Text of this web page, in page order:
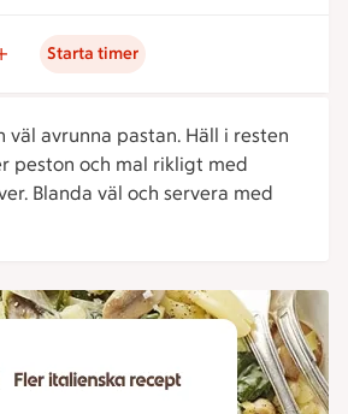
Starta timer
väl avrunna pastan. Häll i resten
peston och mal rikligt med
Blanda väl och servera med